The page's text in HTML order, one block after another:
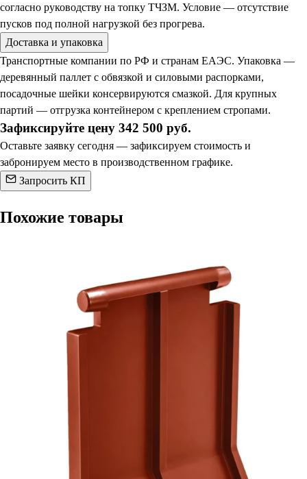
согласно руководству на топку ТЧЗМ. Условие — отсутствие
пусков под полной нагрузкой без прогрева.
Доставка и упаковка
Транспортные компании по РФ и странам ЕАЭС. Упаковка —
деревянный паллет с обвязкой и силовыми распорками,
посадочные шейки консервируются смазкой. Для крупных
партий — отгрузка контейнером с креплением стропами.
Зафиксируйте цену 342 500 руб.
Оставьте заявку сегодня — зафиксируем стоимость и
забронируем место в производственном графике.
Запросить КП
Похожие товары